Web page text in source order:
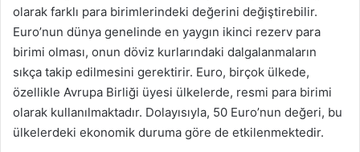
olarak farklı para birimlerindeki değerini değiştirebilir.
Euro’nun dünya genelinde en yaygın ikinci rezerv para
birimi olması, onun döviz kurlarındaki dalgalanmaların
sıkça takip edilmesini gerektirir. Euro, birçok ülkede,
özellikle Avrupa Birliği üyesi ülkelerde, resmi para birimi
olarak kullanılmaktadır. Dolayısıyla, 50 Euro’nun değeri, bu
ülkelerdeki ekonomik duruma göre de etkilenmektedir.